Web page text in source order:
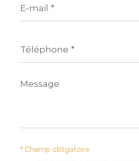
mail
*
*
Message
*
* Champ obligatoire